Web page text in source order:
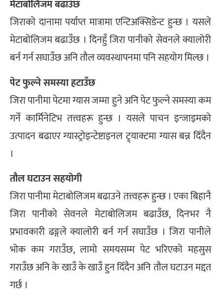
मेटाबोलिजम बढाउँछ
जिराको दानामा पर्याप्त मात्रामा एन्टिअक्सिडेन्ट हुन्छ । यसले
मेटाबोलिजम बढाउँछ । दिनहुँ जिरा पानीको सेवनले क्यालोरी
बर्न गर्न सघाउँछ अनि तौल व्यवस्थापनमा पनि सहयोग मिल्छ ।
पेट फुल्ने समस्या हटाउँछ
जिरा पानीमा पेटमा ग्यास जम्मा हुने अनि पेट फुल्ने समस्या कम
गर्ने कार्मिनेटिभ तत्त्वहरू हुन्छ । यसले पाचन इन्जाइमको
उत्पादन बढाएर ग्यास्ट्रोइन्टेष्टाइनल ट्र्याक्टमा ग्यास बन्न दिँदैन
।
तौल घटाउन सहयोगी
जिरा पानीमा मेटाबोलिजम बढाउने तत्त्वहरू हुन्छ । एका बिहानै
जिरा पानीको सेवनले मेटाबोलिजम बढाउँछ, दिनभर नै
प्रभावकारी ढङ्गले क्यालोरी बर्न गर्न सघाउँछ । जिरा पानीले
भोक कम गराउँछ, लामो समयसम्म पेट भरिएको महसुस
गराउँछ अनि के खाउँ के खाउँ हुन दिँदैन अनि तौल घटाउन मद्दत
गर्छ ।